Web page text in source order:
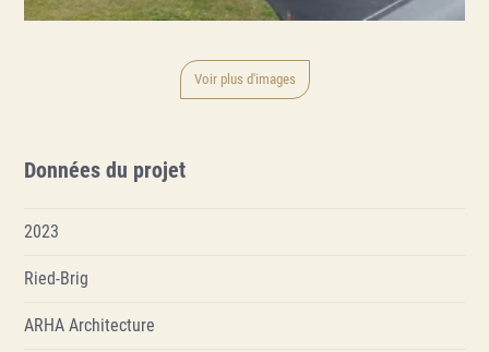
Voir plus d'images
Données du projet
2023
Ried-Brig
ARHA Architecture